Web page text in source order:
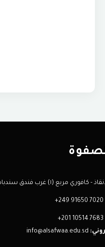
مربع (١) غرب فندق سندباد سيتي
+249 91650 7020
+201 10514 7683
info@alsafwaa.edu.sd